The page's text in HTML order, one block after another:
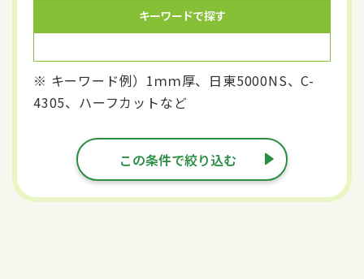
キーワードで探す
※ キーワード例）1ｍｍ厚、日東5000NS、C-
4305、ハーフカットなど